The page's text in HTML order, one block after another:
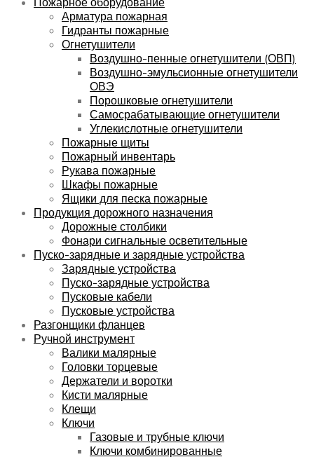
Арматура пожарная
Гидранты пожарные
Огнетушители
Воздушно-пенные огнетушители (ОВП)
Воздушно-эмульсионные огнетушители
ОВЭ
Порошковые огнетушители
Самосрабатывающие огнетушители
Углекислотные огнетушители
Пожарные щиты
Пожарный инвентарь
Рукава пожарные
Шкафы пожарные
Ящики для песка пожарные
Продукция дорожного назначения
Дорожные столбики
Фонари сигнальные осветительные
Пуско-зарядные и зарядные устройства
Зарядные устройства
Пуско-зарядные устройства
Пусковые кабели
Пусковые устройства
Разгонщики фланцев
Ручной инструмент
Валики малярные
Головки торцевые
Держатели и воротки
Кисти малярные
Клещи
Ключи
Газовые и трубные ключи
Ключи комбинированные